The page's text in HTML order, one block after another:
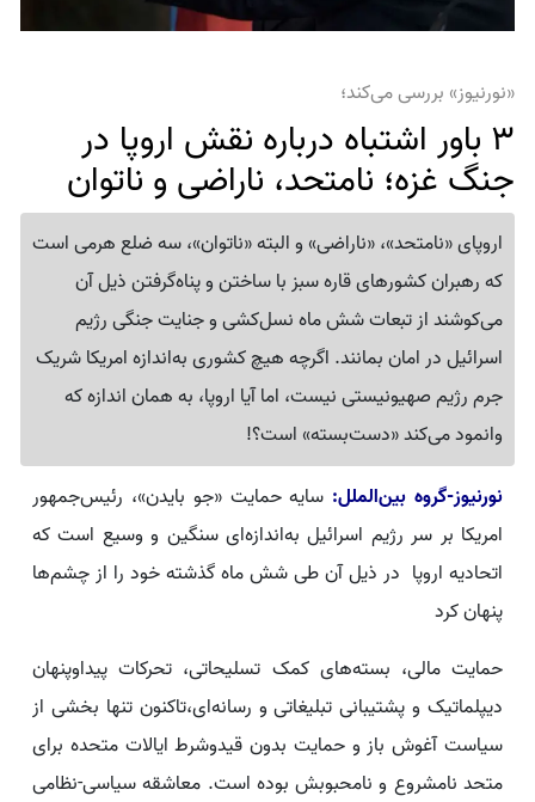
«نورنیوز» بررسی می‌کند؛
3 باور اشتباه درباره نقش اروپا در
جنگ غزه؛ نامتحد، ناراضی و ناتوان
اروپای «نامتحد»، «ناراضی» و البته «ناتوان»، سه ضلع هرمی است
که رهبران کشورهای قاره سبز با ساختن و پناه‌گرفتن ذیل آن
می‌کوشند از تبعات شش ماه نسل‌کشی و جنایت جنگی رژیم
اسرائیل در امان بمانند. اگرچه هیچ کشوری به‌اندازه امریکا شریک
جرم رژیم صهیونیستی نیست، اما آیا اروپا، به همان اندازه که
وانمود می‌کند «دست‌بسته» است؟!
نورنیوز-گروه بین‌الملل: سایه حمایت «جو بایدن»، رئیس‌جمهور
امریکا بر سر رژیم اسرائیل به‌اندازه‌ای سنگین و وسیع است که
اتحادیه اروپا در ذیل آن طی شش ماه گذشته خود را از چشم‌ها
پنهان کرد
حمایت مالی، بسته‌های کمک تسلیحاتی، تحرکات پیداوپنهان
دیپلماتیک و پشتیبانی تبلیغاتی و رسانه‌ای،تاکنون تنها بخشی از
سیاست آغوش باز و حمایت بدون قیدوشرط ایالات متحده برای
متحد نامشروع و نامحبوبش بوده است. معاشقه سیاسی-نظامی